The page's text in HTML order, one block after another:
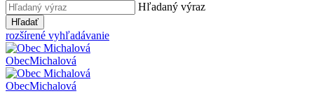
Hľadaný výraz
Hľadať
rozšírené vyhľadávanie
ObecMichalová
ObecMichalová